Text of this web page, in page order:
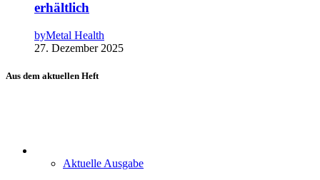
erhältlich
byMetal Health
27. Dezember 2025
Aus dem aktuellen Heft
Aktuelle Ausgabe